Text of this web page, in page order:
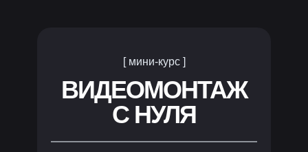
[ мини-курс ]
ВИДЕОМОНТАЖ
С НУЛЯ